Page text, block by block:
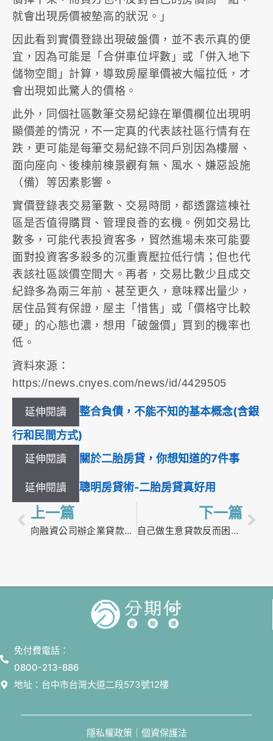
就會出現房價被墊高的狀況。」
因此看到實價登錄出現破盤價，並不表示真的便
宜，因為可能是「合併車位坪數」或「併入地下
儲物空間」計算，導致房屋單價被大幅拉低，才
會出現如此驚人的價格。
此外，同個社區數筆交易紀錄在單價欄位出現明
顯價差的情況，不一定真的代表該社區行情有在
跌，更可能是每筆交易紀錄不同戶別因為樓層、
面向座向、後棟前棟景觀有無、風水、嫌惡設施
（備）等因素影響。
實價登錄表交易筆數、交易時間，都透露這棟社
區是否值得購買、管理良善的玄機。例如交易比
數多，可能代表投資客多，貿然進場未來可能要
面對投資客多殺多的沉重賣壓拉低行情；但也代
表該社區談價空間大。再者，交易比數少且成交
紀錄多為兩三年前、甚至更久，意味釋出量少，
居住品質有保證，屋主「惜售」或「價格守比較
硬」的心態也濃，想用「破盤價」買到的機率也
低。
資料來源：
https://news.cnyes.com/news/id/4429505
延伸閱讀
整合負債，不能不知的基本概念(含銀
行和民間方式)
延伸閱讀 關於二胎房貸，你想知道的7件事
延伸閱讀 聰明房貸術-二胎房貸真好用
上一篇
向融資公司辦企業貸款好嗎？想從高利率解套可以怎麼做？
下一篇
自己做生意貸款反而困難，i貸款審核真的比銀行寬鬆
免付費電話：
0800-213-886
地址：台中市台灣大道二段573號12樓
隱私權政策｜個資保護法